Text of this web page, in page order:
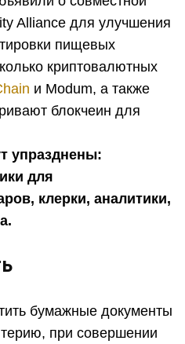
Alliance для улучшения
пищевых
криптовалютных
и Modum, а также
блокчеин для
упразднены:
для
клерки, аналитики,
бумажные документы
при совершении